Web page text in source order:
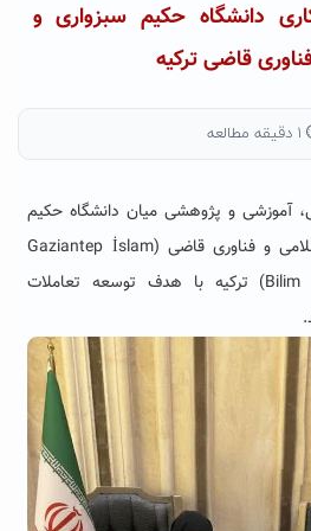
دانشگاه حکیم سبزواری و
قاضی ترکیه
آموزشی و پژوهشی میان دانشگاه حکیم
سبزواری و دانشگاه علوم اسلامی و فناوری قاضی (Gaziantep İslam
Bilim ve Teknoloji Üniversitesi) ترکیه با هدف توسعه تعاملات